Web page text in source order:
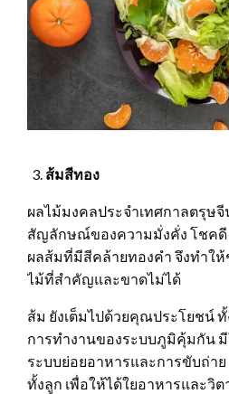
ส้มสีทอง
ผลไม้มงคลประจำเทศกาลตรุษจี
สัญลักษณ์ของความมั่งคั่ง โชคดี
ผลส้มที่มีสีคล้ายทองคำ จึงทำใ
ไม้ที่สำคัญและขาดไม่ได้
ส้ม ยังเต็มไปด้วยคุณประโยชน์
การทำงานของระบบภูมิคุ้มกัน
ระบบย่อยอาหารและการขับถ่า
ทั้งลูก เพื่อให้ได้ใยอาหารและวิ